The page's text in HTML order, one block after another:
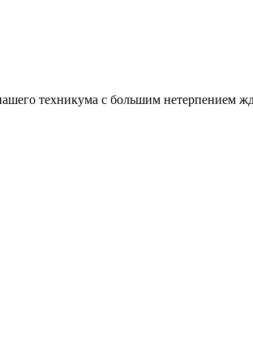
техникума с большим нетерпением